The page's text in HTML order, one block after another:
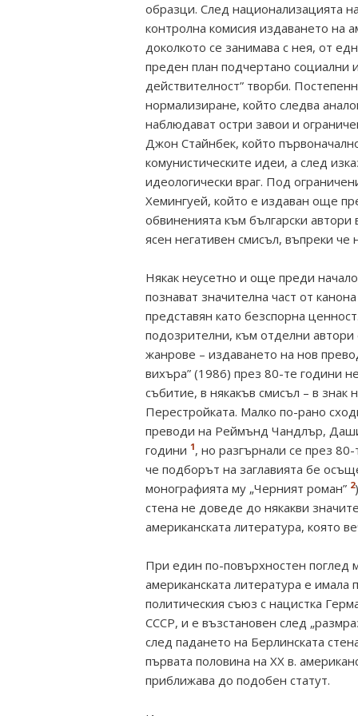
образци. След национализацията
контролна комисия издаването на
доколкото се занимава с нея, от
преден план подчертано социални
действителност” творби.
нормализиране, който следва
наблюдават остри завои и
Джон Стайнбек, който
комунистическите идеи, а след
идеологически враг. Под
Хемингуей, който е издаван още
обвиненията към български
ясен негативен смисъл, въпреки
Някак неусетно и още преди
познават значителна част от
представян като безспорна
подозрителни, към отделни автори
жанрове – издаването на нов
вихъра” (1986) през 80-те години
събитие, в някакъв смисъл – в знак
Перестройката. Малко по-рано
преводи на Реймънд Чандлър,
години 1, но разгърнали се през
че подборът на заглавията бе
монографията му „Черният роман” 2
стена не доведе до някакви
американската литература, която
При един по-повърхностен поглед
американската литература е
политическия съюз с нацистка
СССР, и е възстановен след
след падането на Берлинската
първата половина на ХХ в.
приближава до подобен статут.